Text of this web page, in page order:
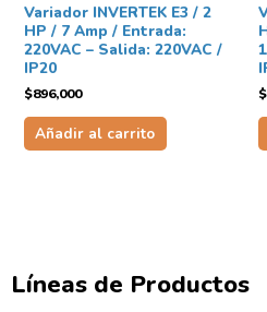
Variador INVERTEK E3 / 2
HP / 7 Amp / Entrada:
220VAC – Salida: 220VAC /
IP20
$896,000
Añadir al carrito
$
Líneas de Productos